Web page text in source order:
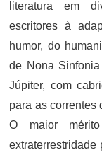
literatura em
escritores à
humor, do
de Nona
Júpiter, com
para as correntes
O maior
extraterrestridade